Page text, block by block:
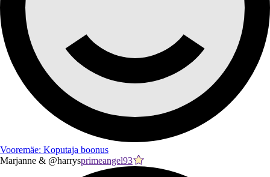
Vooremäe: Koputaja boonus
Marjanne & @harrysprimeangel93